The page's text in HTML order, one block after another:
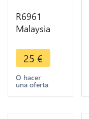
R6961
Malaysia
Settlements
One Cent
Victoria
1889 ->
25 €
O hacer
una oferta